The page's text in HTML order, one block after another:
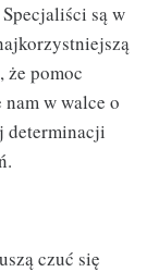
są w
że pomoc
w walce o
determinacji
czuć się